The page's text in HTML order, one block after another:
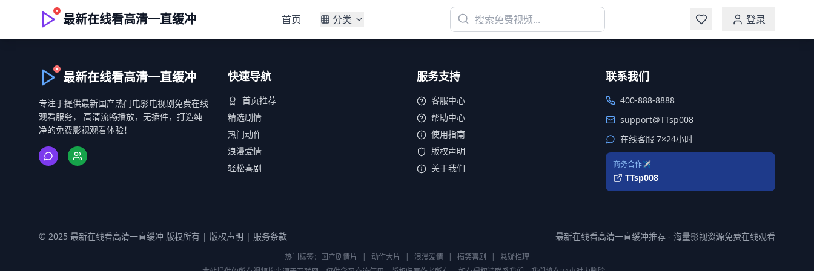
最新在线看高清一直缓冲 首页 分类 登录
最新在线看高清一直缓冲
专注于提供最新国产热门电影电视剧免费在线
观看服务， 高清流畅播放，无插件，打造纯
净的免费影视观看体验！
快速导航
首页推荐
精选剧情
热门动作
浪漫爱情
轻松喜剧
服务支持
客服中心
帮助中心
使用指南
版权声明
关于我们
联系我们
400-888-8888
support@TTsp008
在线客服 7×24小时
商务合作✈️
TTsp008
© 2025 最新在线看高清一直缓冲 版权所有 | 版权声明 | 服务条款 最新在线看高清一直缓冲推荐 - 海量影视资源免费在线观看
热门标签： 国产剧情片 | 动作大片 | 浪漫爱情 | 搞笑喜剧 |
悬疑推理